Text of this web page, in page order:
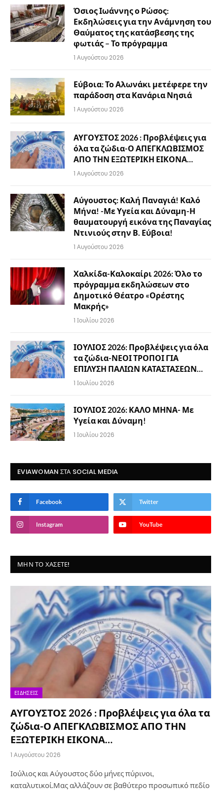
Όσιος Ιωάννης ο Ρώσος:
Εκδηλώσεις για την Ανάμνηση του
Θαύματος της κατάσβεσης της
φωτιάς – Το πρόγραμμα
1 Αυγούστου 2026
Εύβοια: Το Αλωνάκι μετέφερε την
παράδοση στα Κανάρια Νησιά
1 Αυγούστου 2026
ΑΥΓΟΥΣΤΟΣ 2026 : Προβλέψεις για
όλα τα ζώδια-Ο ΑΠΕΓΚΛΩΒΙΣΜΟΣ
ΑΠΟ ΤΗΝ ΕΞΩΤΕΡΙΚΗ ΕΙΚΟΝΑ…
1 Αυγούστου 2026
Αύγουστος: Καλή Παναγιά! Καλό
Μήνα! -Με Υγεία και Δύναμη-Η
θαυματουργή εικόνα της Παναγίας
Ντινιούς στην Β. Εύβοια!
1 Αυγούστου 2026
Χαλκίδα-Καλοκαίρι 2026: Όλο το
πρόγραμμα εκδηλώσεων στο
Δημοτικό Θέατρο «Ορέστης
Μακρής»
1 Ιουλίου 2026
ΙΟΥΛΙΟΣ 2026: Προβλέψεις για όλα
τα ζώδια-ΝΕΟΙ ΤΡΟΠΟΙ ΓΙΑ
ΕΠΙΛΥΣΗ ΠΑΛΙΩΝ ΚΑΤΑΣΤΑΣΕΩΝ…
1 Ιουλίου 2026
ΙΟΥΛΙΟΣ 2026: ΚΑΛΟ ΜΗΝΑ- Με
Υγεία και Δύναμη!
1 Ιουλίου 2026
EVIAWOMAN ΣΤΑ SOCIAL MEDIA
Facebook Twitter
Instagram YouTube
ΜΗΝ ΤΟ ΧΆΣΕΤΕ!
ΕΙΔΉΣΕΙΣ
ΑΥΓΟΥΣΤΟΣ 2026 : Προβλέψεις για όλα τα
ζώδια-Ο ΑΠΕΓΚΛΩΒΙΣΜΟΣ ΑΠΟ ΤΗΝ
ΕΞΩΤΕΡΙΚΗ ΕΙΚΟΝΑ…
1 Αυγούστου 2026
Ιούλιος και Αύγουστος δύο μήνες πύρινοι,
καταλυτικοί.Μας αλλάζουν σε βαθύτερο προσωπικό πεδίο